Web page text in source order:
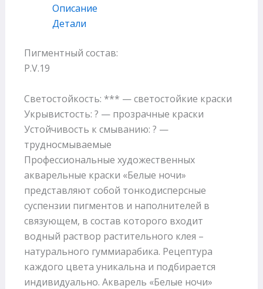
Описание
Детали
Пигментный состав:
P.V.19
Светостойкость: *** — светостойкие краски
Укрывистость: ? — прозрачные краски
Устойчивость к смыванию: ? —
трудносмываемые
Профессиональные художественных
акварельные краски «Белые ночи»
представляют собой тонкодисперсные
суспензии пигментов и наполнителей в
связующем, в состав которого входит
водный раствор растительного клея –
натурального гуммиарабика. Рецептура
каждого цвета уникальна и подбирается
индивидуально. Акварель «Белые ночи»